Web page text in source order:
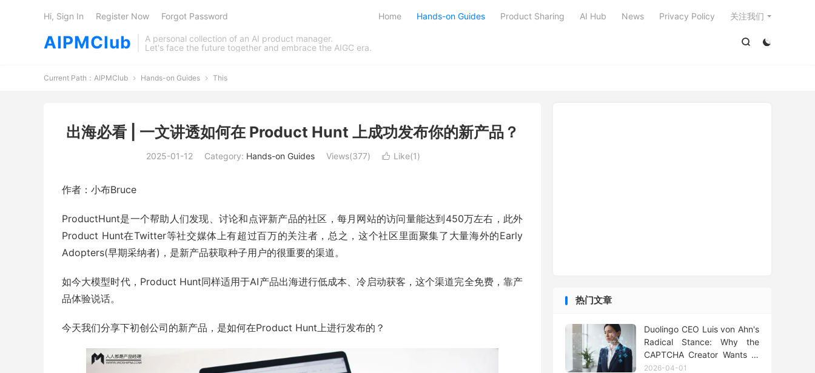
AIPMClub
A personal collection of an AI product manager.
Let's face the future together and embrace the AIGC era.


Home Hands-on Guides Product Sharing AI Hub News Privacy Policy 关注我们
Hi, Sign In Register Now Forgot Password
Current Path： AIPMClub  Hands-on Guides  This
出海必看 | 一文讲透如何在 Product Hunt 上成功发布你的新产品？
2025-01-12 Category: Hands-on Guides Views(377)  Like(1)
作者：小布Bruce
ProductHunt是一个帮助人们发现、讨论和点评新产品的社区，每月网站的访问量能达到450万左右，此外
Product Hunt在Twitter等社交媒体上有超过百万的关注者，总之，这个社区里面聚集了大量海外的Early
Adopters(早期采纳者)，是新产品获取种子用户的很重要的渠道。
如今大模型时代，Product Hunt同样适用于AI产品出海进行低成本、冷启动获客，这个渠道完全免费，靠产
品体验说话。
今天我们分享下初创公司的新产品，是如何在Product Hunt上进行发布的？
热门文章
Duolingo CEO Luis von Ahn's
Radical Stance: Why the
CAPTCHA Creator Wants to
'Delete' Blockchain and What
2026-04-01